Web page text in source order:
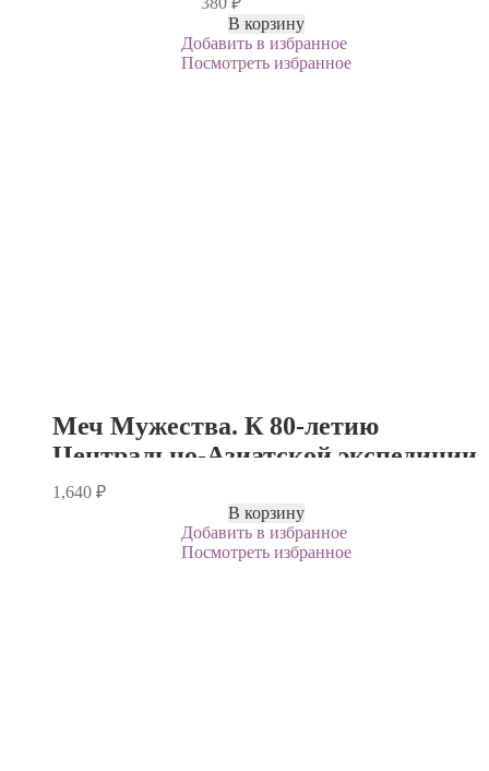
В корзину
Добавить в избранное
Посмотреть избранное
Меч Мужества. К 80-летию
Центрально-Азиатской экспедиции
Н.К. Рериха
1,640 ₽
В корзину
Добавить в избранное
Посмотреть избранное